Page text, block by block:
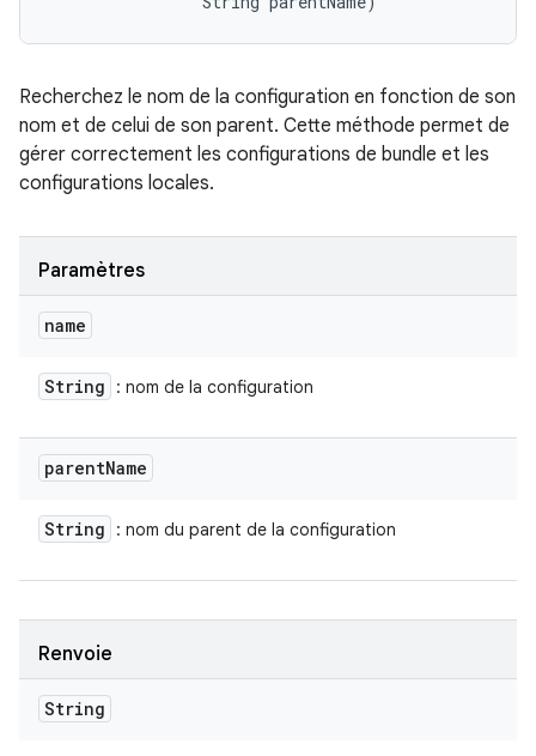
Recherchez le nom de la configuration en fonction de son
nom et de celui de son parent. Cette méthode permet de
gérer correctement les configurations de bundle et les
configurations locales.
Paramètres
name
String : nom de la configuration
parentName
String : nom du parent de la configuration
Renvoie
String